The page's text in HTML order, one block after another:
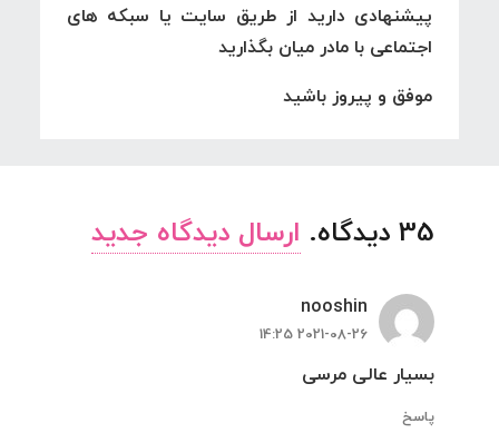
پیشنهادی دارید از طریق سایت یا سبکه های
اجتماعی با مادر میان بگذارید
موفق و پیروز باشید
35 دیدگاه. ارسال دیدگاه جدید
nooshin
2021-08-26 14:25
بسیار عالی مرسی
پاسخ